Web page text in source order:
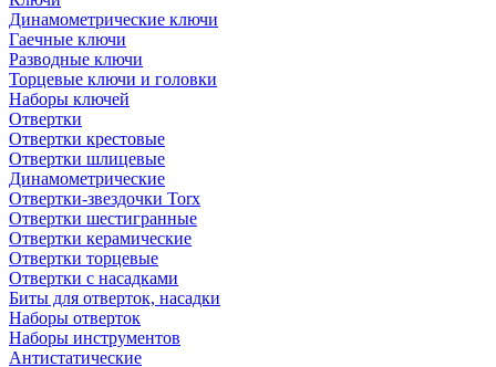
Динамометрические ключи
Гаечные ключи
Разводные ключи
Торцевые ключи и головки
Наборы ключей
Отвертки
Отвертки крестовые
Отвертки шлицевые
Динамометрические
Отвертки-звездочки Torx
Отвертки шестигранные
Отвертки керамические
Отвертки торцевые
Отвертки с насадками
Биты для отверток, насадки
Наборы отверток
Наборы инструментов
Антистатические